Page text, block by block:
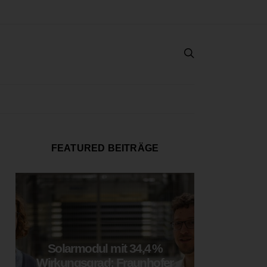
FEATURED BEITRÄGE
Solarmodul mit 34,4 %
Wirkungsgrad: Fraunhofer